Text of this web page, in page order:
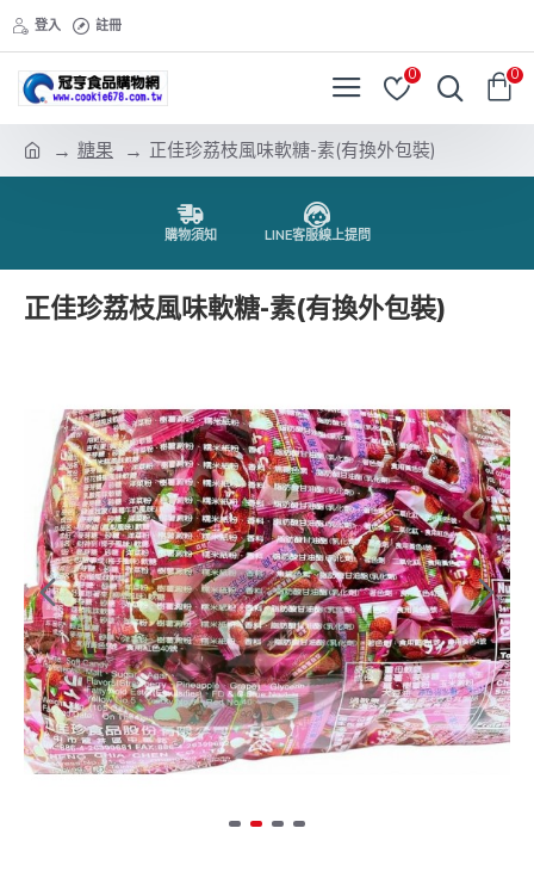
登入 註冊
0 0
糖果 正佳珍荔枝風味軟糖-素(有換外包裝)
購物須知 LINE客服線上提問
正佳珍荔枝風味軟糖-素(有換外包裝)